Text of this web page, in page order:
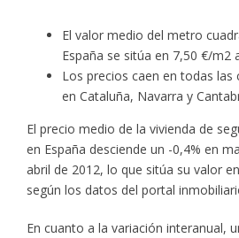
El valor medio del metro
España se sitúa en 7,50 €/m2
Los precios caen en todas las
en Cataluña, Navarra y
El precio medio de la vivienda de
en España desciende un -0,4% en
abril de 2012, lo que sitúa su valor
según los datos del portal
En cuanto a la variación interanual,